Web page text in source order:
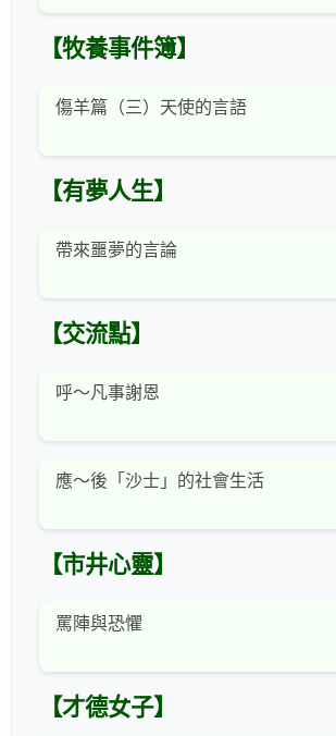
【牧養事件簿】
傷羊篇（三）天使的言語
【有夢人生】
帶來噩夢的言論
【交流點】
呼～凡事謝恩
應～後「沙士」的社會生活
【市井心靈】
罵陣與恐懼
【才德女子】